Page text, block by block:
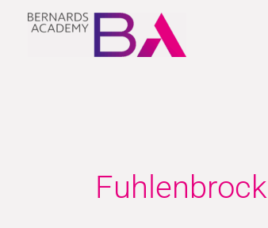
Fuhlenbrock